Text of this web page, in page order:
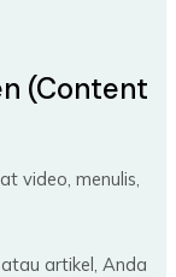
(Content
video, menulis,
artikel, Anda